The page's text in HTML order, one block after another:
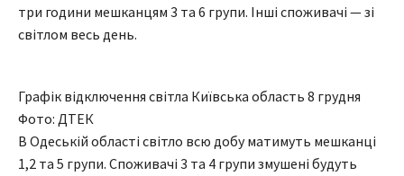
три години мешканцям 3 та 6 групи. Інші споживачі — зі
світлом весь день.
Графік відключення світла Київська область 8 грудня
Фото: ДТЕК
В Одеській області світло всю добу матимуть мешканці
1,2 та 5 групи. Споживачі 3 та 4 групи змушені будуть